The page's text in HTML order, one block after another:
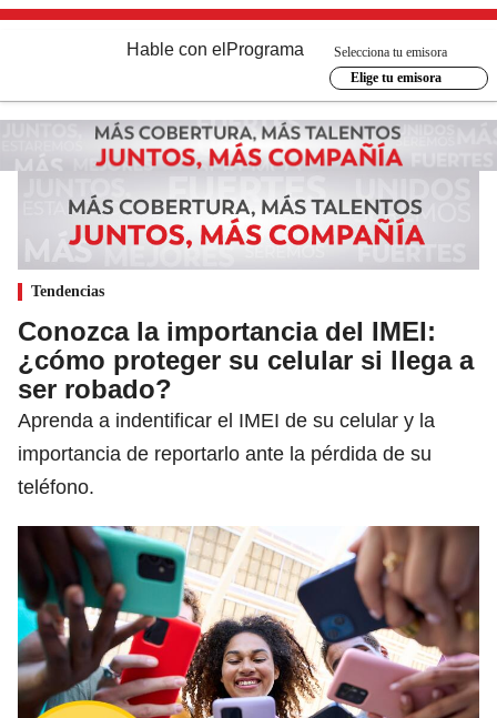
Hable con el Programa
Selecciona tu emisora
Elige tu emisora
Tendencias
Conozca la importancia del IMEI:
¿cómo proteger su celular si llega a
ser robado?
Aprenda a indentificar el IMEI de su celular y la
importancia de reportarlo ante la pérdida de su
teléfono.